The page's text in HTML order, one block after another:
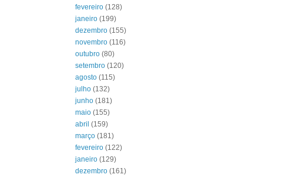
fevereiro (128)
janeiro (199)
dezembro (155)
novembro (116)
outubro (80)
setembro (120)
agosto (115)
julho (132)
junho (181)
maio (155)
abril (159)
março (181)
fevereiro (122)
janeiro (129)
dezembro (161)